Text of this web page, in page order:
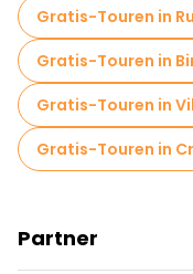
Gratis-Touren in
Gratis-Touren in
Gratis-Touren in
Gratis-Touren in
Partner